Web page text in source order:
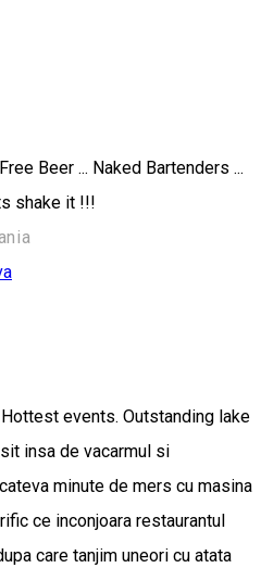
Beer ... Naked Bartenders ...
shake it !!!
events. Outstanding lake
insa de vacarmul si
minute de mers cu masina
ce inconjoara restaurantul
care tanjim uneori cu atata